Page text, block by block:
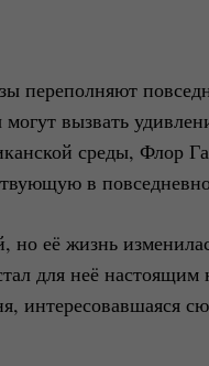
переполняют
вызвать
среды, Флор
в
но её жизнь
для неё